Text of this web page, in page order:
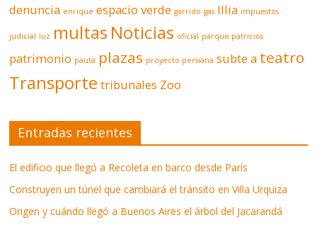
denuncia enrique espacio verde garrido gas Illia impuestos
judicial luz multas Noticias oficial parque patricios
patrimonio pauta plazas proyecto persiana subte a teatro
Transporte tribunales Zoo
Entradas recientes
El edificio que llegó a Recoleta en barco desde París
Construyen un túnel que cambiará el tránsito en Villa Urquiza
Origen y cuándo llegó a Buenos Aires el árbol del Jacarandá